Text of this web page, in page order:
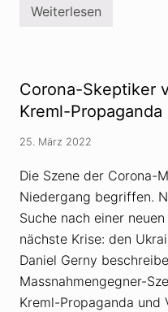
g
g
:
t
e
a
s
c
h
r
i
t
i
s
i
e
R
i
k
a
n
e
a
t
t
a
c
k
e
r
e
n
Weiterlesen
Corona-Skeptiker
Kreml-Propaganda
25. März 2022
Die Szene der Corona-
Niedergang begriffen.
Suche nach einer
nächste Krise: den
Daniel Gerny
Massnahmengegner-
Kreml-Propaganda und